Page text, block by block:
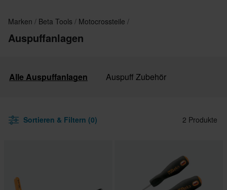
Marken Beta Tools Motocrossteile
Auspuffanlagen
Alle Auspuffanlagen Auspuff Zubehör
Sortieren & Filtern (0) 2 Produkte